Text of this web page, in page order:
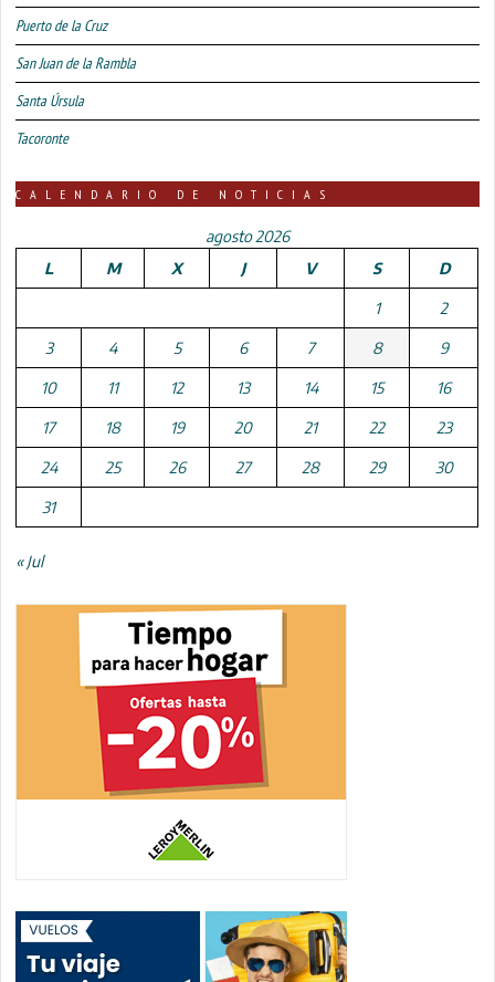
Puerto de la Cruz
San Juan de la Rambla
Santa Úrsula
Tacoronte
CALENDARIO DE NOTICIAS
agosto 2026
L
M X J V S D
1 2
3 4 5 6 7 8 9
10 11 12 13 14 15 16
17 18 19 20 21 22 23
24 25 26 27 28 29 30
31
« Jul